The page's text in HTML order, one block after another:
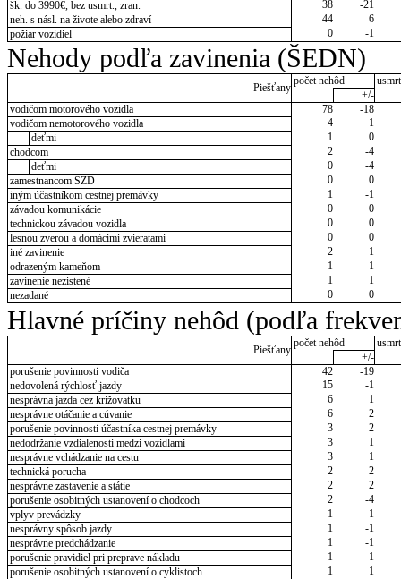
šk. do 3990€, bez usmrt., zran.
38
-21
neh. s násl. na živote alebo zdraví
44
6
požiar vozidiel
0 -1
Nehody podľa zavinenia (ŠEDN)
Piešťany
počet nehôd
+/-
vodičom motorového vozidla
78
-18
vodičom nemotorového vozidla
4
1
deťmi
1
0
chodcom
2
-4
deťmi
0
-4
zamestnancom SŽD
0
0
iným účastníkom cestnej premávky
1
-1
závadou komunikácie
0
0
technickou závadou vozidla
0
0
lesnou zverou a domácimi zvieratami
0
0
iné zavinenie
2
1
odrazeným kameňom
1
1
zavinenie nezistené
1
1
nezadané
0 0
Hlavné príčiny nehôd (podľa
Piešťany
počet nehôd
+/-
porušenie povinnosti vodiča
42
-19
nedovolená rýchlosť jazdy
15
-1
nesprávna jazda cez križovatku
6
1
nesprávne otáčanie a cúvanie
6
2
porušenie povinnosti účastníka cestnej premávky
3
2
nedodržanie vzdialenosti medzi vozidlami
3
1
nesprávne vchádzanie na cestu
3
1
technická porucha
2
2
nesprávne zastavenie a státie
2
2
porušenie osobitných ustanovení o chodcoch
2
-4
vplyv prevádzky
1
1
nesprávny spôsob jazdy
1
-1
nesprávne predchádzanie
1
-1
porušenie pravidiel pri preprave nákladu
1
1
porušenie osobitných ustanovení o cyklistoch
1 1